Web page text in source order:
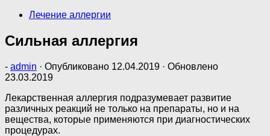
Лечение аллергии
Сильная аллергия
- admin · Опубликовано 12.04.2019 · Обновлено
23.03.2019
Лекарственная аллергия подразумевает развитие
различных реакций не только на препараты, но и на
вещества, которые применяются при диагностических
процедурах.